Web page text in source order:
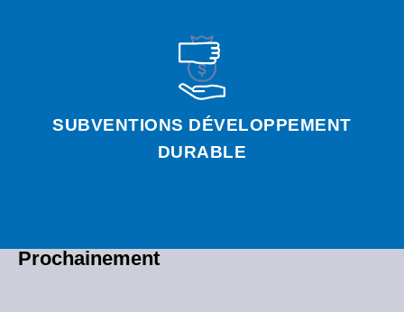
SUBVENTIONS DÉVELOPPEMENT
DURABLE
Prochainement